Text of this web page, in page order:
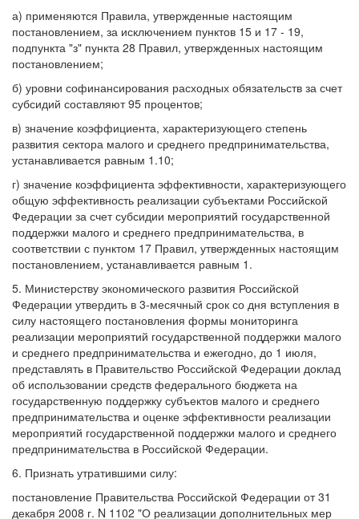
а) применяются Правила, утвержденные настоящим
постановлением, за исключением пунктов 15 и 17 - 19,
подпункта "з" пункта 28 Правил, утвержденных настоящим
постановлением;
б) уровни софинансирования расходных обязательств за счет
субсидий составляют 95 процентов;
в) значение коэффициента, характеризующего степень
развития сектора малого и среднего предпринимательства,
устанавливается равным 1.10;
г) значение коэффициента эффективности, характеризующего
общую эффективность реализации субъектами Российской
Федерации за счет субсидии мероприятий государственной
поддержки малого и среднего предпринимательства, в
соответствии с пунктом 17 Правил, утвержденных настоящим
постановлением, устанавливается равным 1.
5. Министерству экономического развития Российской
Федерации утвердить в 3-месячный срок со дня вступления в
силу настоящего постановления формы мониторинга
реализации мероприятий государственной поддержки малого
и среднего предпринимательства и ежегодно, до 1 июля,
представлять в Правительство Российской Федерации доклад
об использовании средств федерального бюджета на
государственную поддержку субъектов малого и среднего
предпринимательства и оценке эффективности реализации
мероприятий государственной поддержки малого и среднего
предпринимательства в Российской Федерации.
6. Признать утратившими силу:
постановление Правительства Российской Федерации от 31
декабря 2008 г. N 1102 "О реализации дополнительных мер